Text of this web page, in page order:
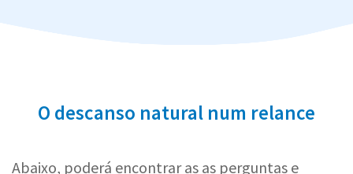
O descanso natural num relance
Abaixo, poderá encontrar as as perguntas e